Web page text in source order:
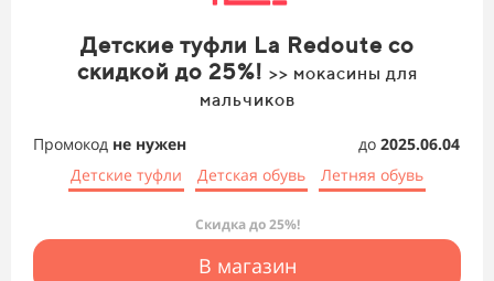
Детские туфли La Redoute со
скидкой до 25%! >> мокасины для
мальчиков
Промокод не нужен до 2025.06.04
Детские туфли
Детская обувь Летняя обувь
Скидка до 25%!
В магазин